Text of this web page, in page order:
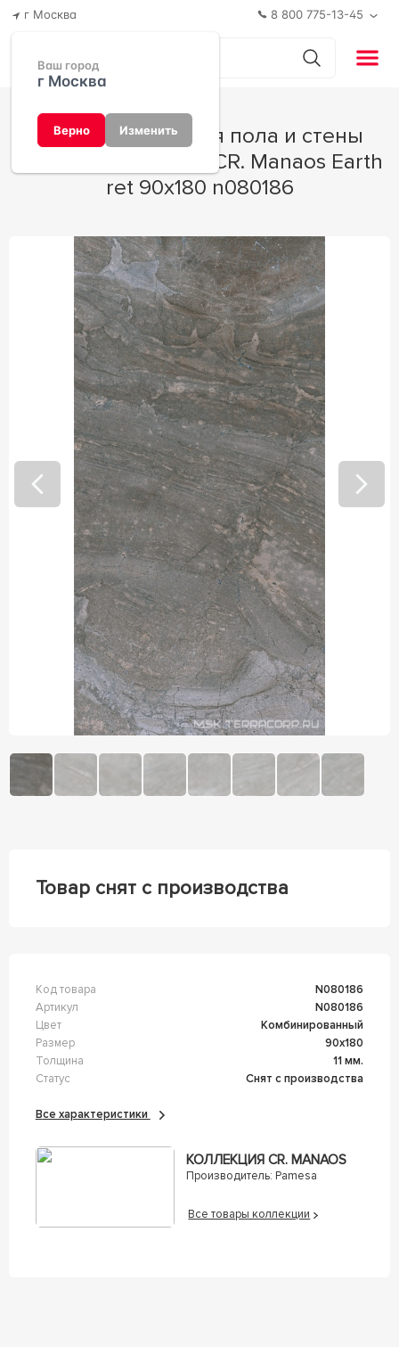
г Москва
Ваш город
г Москва
Верно Изменить
8 800 775-13-45
Pamesa CR Manaos CR. Manaos Earth
ret 90x180 n080186
Товар снят с производства
Код товара
n080186
Артикул
n080186
Цвет
Комбинированный
Размер
90x180
Толщина
11 мм.
Статус
Снят с производства
Все характеристики
КОЛЛЕКЦИЯ CR. MANAOS
Производитель: Pamesa
Все товары коллекции